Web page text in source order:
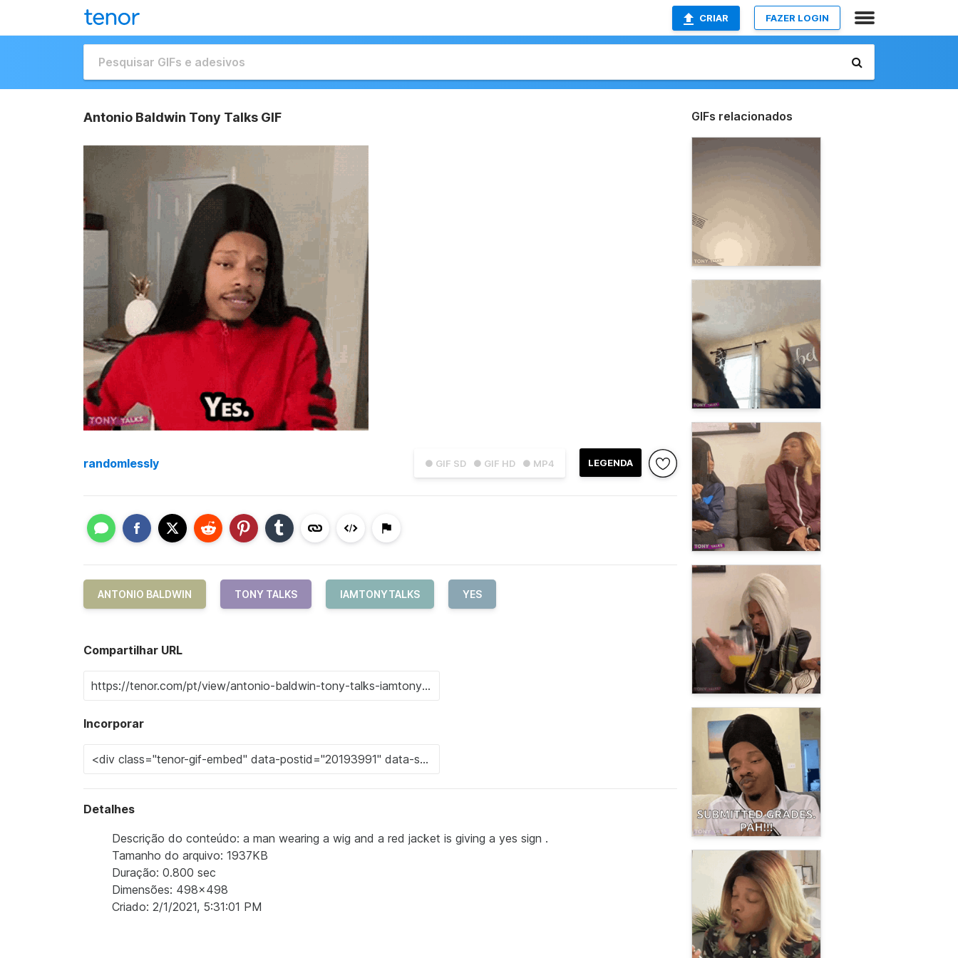
CRIAR FAZER LOGIN
Antonio Baldwin Tony Talks GIF
● GIF SD ● GIF HD ● MP4 LEGENDA
randomlessly
ANTONIO BALDWIN TONY TALKS IAMTONYTALKS YES
Compartilhar URL
Incorporar
Detalhes
Descrição do conteúdo: a man wearing a wig and a red jacket is giving a yes sign .
Tamanho do arquivo: 1937KB
Duração: 0.800 sec
Dimensões: 498x498
Criado: 2/1/2021, 5:31:01 PM
GIFs relacionados